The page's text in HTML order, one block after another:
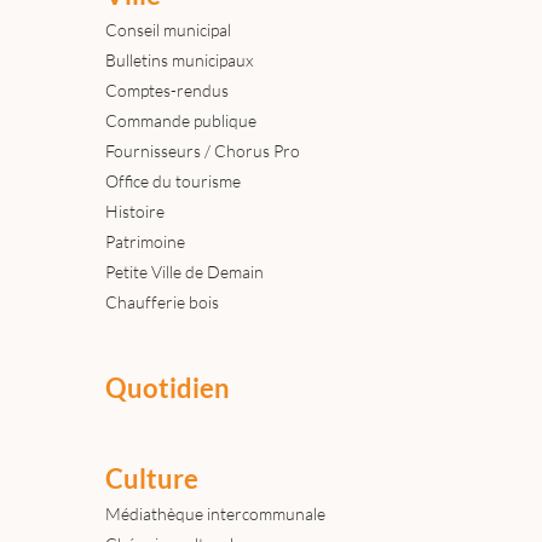
Conseil municipal
Bulletins municipaux
Comptes-rendus
Commande publique
Fournisseurs / Chorus Pro
Office du tourisme
Histoire
Patrimoine
Petite Ville de Demain
Chaufferie bois
Quotidien
Culture
Médiathèque intercommunale